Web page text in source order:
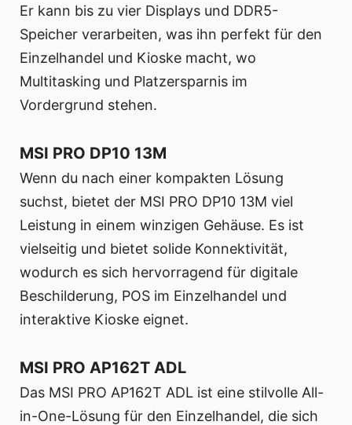
Er kann bis zu vier Displays und DDR5-
Speicher verarbeiten, was ihn perfekt für den
Einzelhandel und Kioske macht, wo
Multitasking und Platzersparnis im
Vordergrund stehen.
MSI PRO DP10 13M
Wenn du nach einer kompakten Lösung
suchst, bietet der MSI PRO DP10 13M viel
Leistung in einem winzigen Gehäuse. Es ist
vielseitig und bietet solide Konnektivität,
wodurch es sich hervorragend für digitale
Beschilderung, POS im Einzelhandel und
interaktive Kioske eignet.
MSI PRO AP162T ADL
Das MSI PRO AP162T ADL ist eine stilvolle All-
in-One-Lösung für den Einzelhandel, die sich